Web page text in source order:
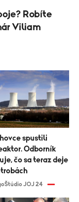
Robíte
Viliam
Odborník
čo sa teraz deje
Štúdio JOJ 24